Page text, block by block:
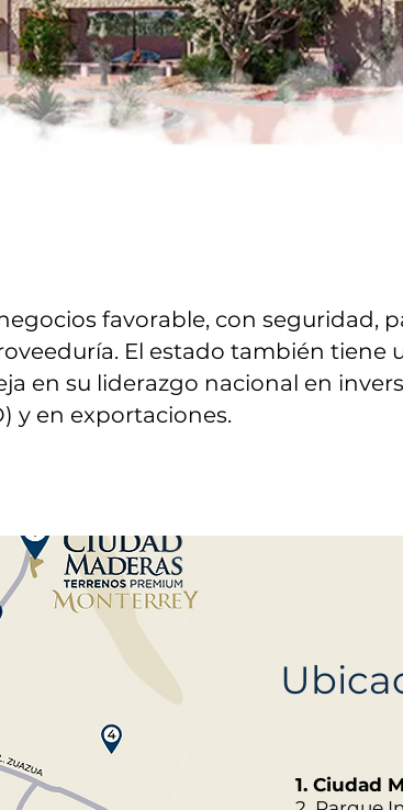
favorable, con seguridad,
El estado también tiene
en su liderazgo nacional en
y en exportaciones.
1. Ciudad